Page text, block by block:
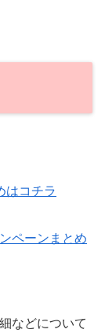
はコチラ
ペーンまとめ
などについて